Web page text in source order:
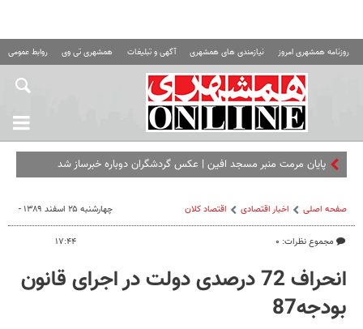
روزنامه همشهری امروز نیازمندی های همشهری آگهی و تبلیغات همشهری تی وی روابط عمومی
پایان مرمت منبر مسجد افین | عکس گردشگران دوباره خبرساز شد
صفحه اصلی اخبار اقتصادی اقتصاد كلان
مجموع نظرات: ۰
چهارشنبه ۲۵ اسفند ۱۳۸۹ -
۱۷:۴۴
انحراف 72 درصدی دولت در اجرای قانون
بودجه87